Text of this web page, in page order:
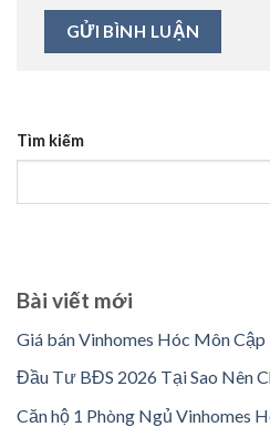
Tìm kiếm
Bài viết mới
Giá bán Vinhomes Hóc Môn
Đầu Tư BĐS 2026 Tại Sao Nên
Căn hộ 1 Phòng Ngủ Vinhomes